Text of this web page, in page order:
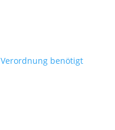
Verordnung benötigt